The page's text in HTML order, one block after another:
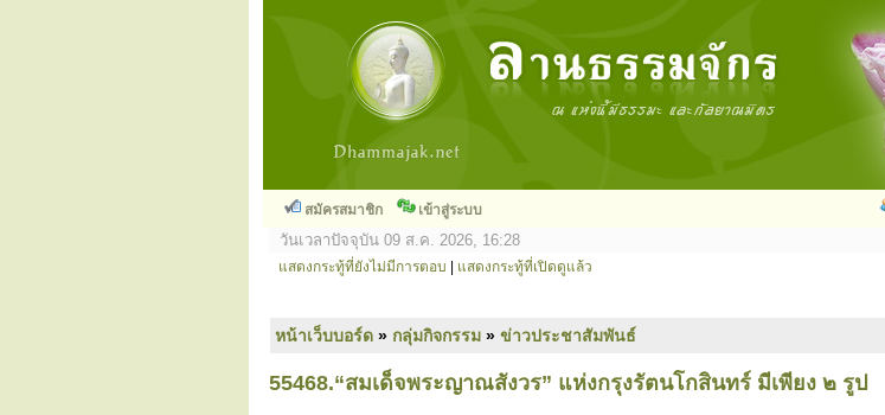
สมัครสมาชิก เข้าสู่ระบบ
วันเวลาปัจจุบัน 09 ส.ค. 2026, 16:28
แสดงกระทู้ที่ยังไม่มีการตอบ แสดงกระทู้ที่เปิดดูแล้ว
หน้าเว็บบอร์ด » กลุ่มกิจกรรม » ข่าวประชาสัมพันธ์
55468.“สมเด็จพระญาณสังวร” แห่งกรุงรัตนโกสินทร์ มีเพียง ๒ รูป